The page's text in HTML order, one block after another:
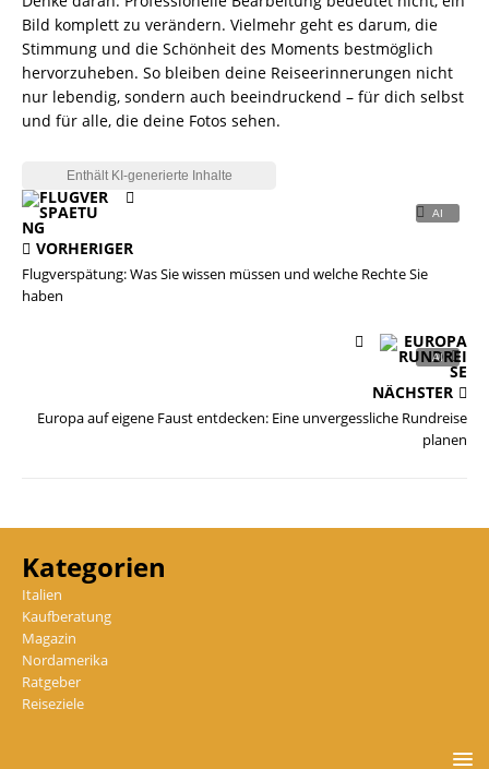
Bild komplett zu verändern. Vielmehr geht es darum, die
Stimmung und die Schönheit des Moments bestmöglich
hervorzuheben. So bleiben deine Reiseerinnerungen nicht
nur lebendig, sondern auch beeindruckend – für dich selbst
und für alle, die deine Fotos sehen.
VORHERIGER
Flugverspätung: Was Sie wissen müssen und welche Rechte Sie
haben
NÄCHSTER
Europa auf eigene Faust entdecken: Eine unvergessliche Rundreise
planen
Kategorien
Italien
Kaufberatung
Magazin
Nordamerika
Ratgeber
Reiseziele